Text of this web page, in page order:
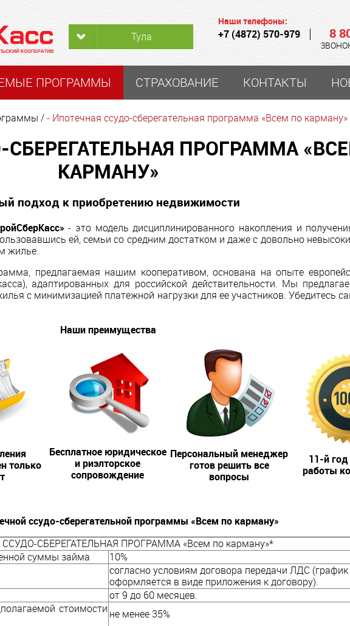
Тула +7 (4872) 570-979 8
ПРОГРАММЫ СТРАХОВАНИЕ КОНТАКТЫ
/- Ипотечная ссудо-сберегательная программа «Всем по карману»
ПРОГРАММА
КАРМАНУ»
подход к приобретению недвижимости
- это модель дисциплинированного накопления и
ей, семьи со средним достатком и даже с довольно
жилье.
предлагаемая нашим кооперативом, основана на опыте
адаптированных для российской действительности. Мы
с минимизацией платежной нагрузки для ее участников. Убедитесь
Наши преимущества
только
Бесплатное юридическое
и риэлторское
сопровождение
Персональный менеджер
готов решить все
вопросы
11-й
работы
ссудо-сберегательной программы «Всем по карману»
СБЕРЕГАТЕЛЬНАЯ ПРОГРАММА «Всем по карману»*
суммы займа
10%
согласно условиям договора передачи ЛДС
оформляется в виде приложения к договору).
от 9 до 60 месяцев.
стоимости не менее 35%